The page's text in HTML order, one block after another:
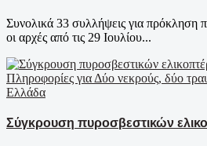
Συνολικά 33 συλλήψεις για πρόκληση
οι αρχές από τις 29 Ιουλίου...
Ελλάδα
Σύγκρουση πυροσβεστικών